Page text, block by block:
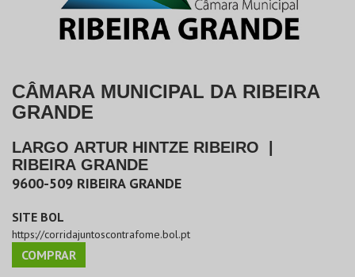
CÂMARA MUNICIPAL DA RIBEIRA
GRANDE
LARGO ARTUR HINTZE RIBEIRO
RIBEIRA GRANDE
9600-509 RIBEIRA GRANDE
SITE BOL
https://corridajuntoscontrafome.bol.pt
COMPRAR